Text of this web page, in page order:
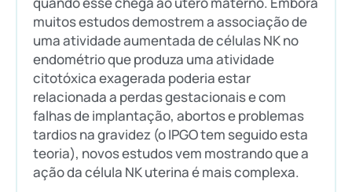
muitos estudos demostrem a associação de
uma atividade aumentada de células NK no
endométrio que produza uma atividade
citotóxica exagerada poderia estar
relacionada a perdas gestacionais e com
falhas de implantação, abortos e problemas
tardios na gravidez (o IPGO tem seguido esta
teoria), novos estudos vem mostrando que a
ação da célula NK uterina é mais complexa.